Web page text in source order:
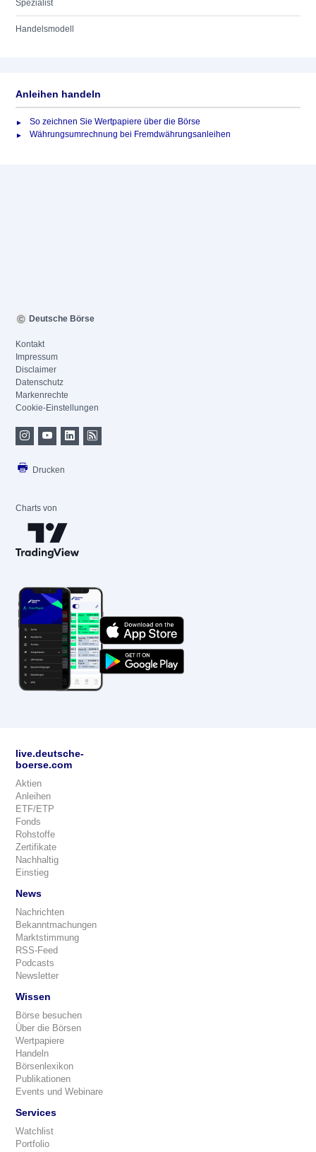
Spezialist
Handelsmodell
Anleihen handeln
So zeichnen Sie Wertpapiere über die Börse
Währungsumrechnung bei Fremdwährungsanleihen
Deutsche Börse
Kontakt
Impressum
Disclaimer
Datenschutz
Markenrechte
Cookie-Einstellungen
Drucken
Charts von
live.deutsche-
boerse.com
Aktien
Anleihen
ETF/ETP
Fonds
Rohstoffe
Zertifikate
Nachhaltig
Einstieg
News
Nachrichten
Bekanntmachungen
Marktstimmung
RSS-Feed
Podcasts
Newsletter
Wissen
Börse besuchen
Über die Börsen
Wertpapiere
Handeln
Börsenlexikon
Publikationen
Events und Webinare
Services
Watchlist
Portfolio